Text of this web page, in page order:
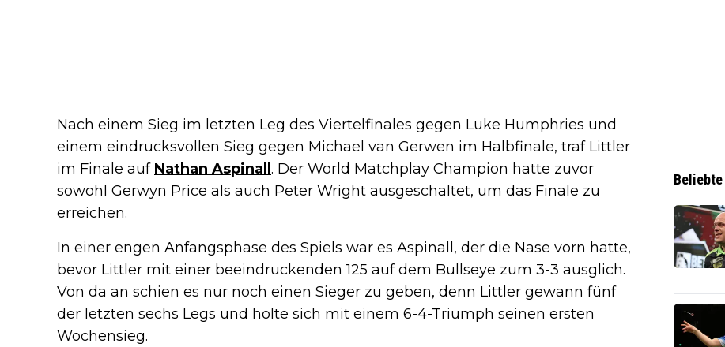
Nach einem Sieg im letzten Leg des Viertelfinales gegen Luke Humphries und
einem eindrucksvollen Sieg gegen Michael van Gerwen im Halbfinale, traf Littler
im Finale auf Nathan Aspinall . Der World Matchplay Champion hatte zuvor
sowohl Gerwyn Price als auch Peter Wright ausgeschaltet, um das Finale zu
erreichen.
In einer engen Anfangsphase des Spiels war es Aspinall, der die Nase vorn hatte,
bevor Littler mit einer beeindruckenden 125 auf dem Bullseye zum 3-3 ausglich.
Von da an schien es nur noch einen Sieger zu geben, denn Littler gewann fünf
der letzten sechs Legs und holte sich mit einem 6-4-Triumph seinen ersten
Wochensieg.